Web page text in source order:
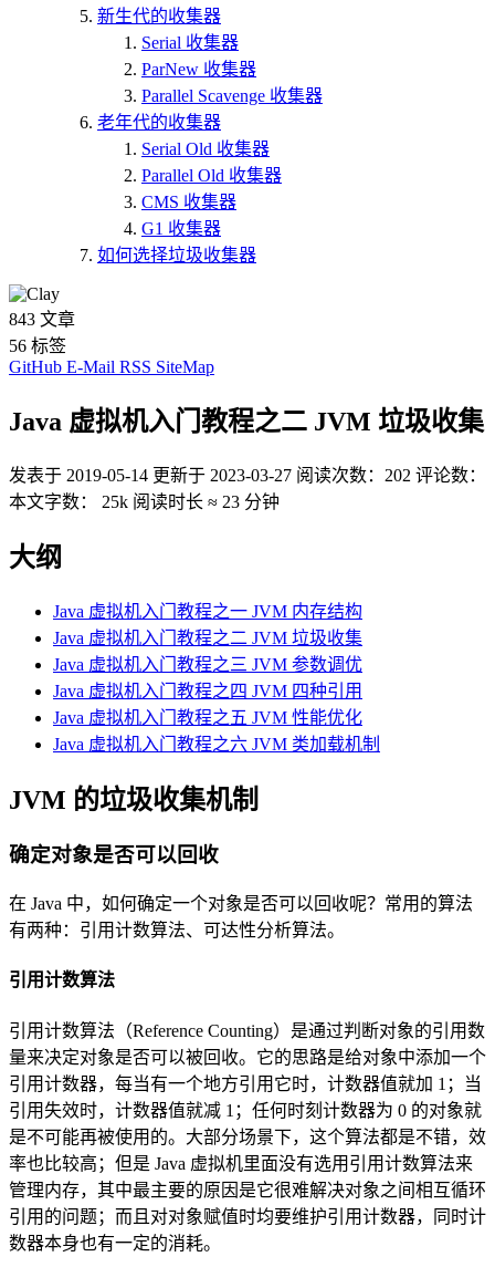
新生代的收集器
Serial 收集器
ParNew 收集器
Parallel Scavenge 收集器
老年代的收集器
Serial Old 收集器
Parallel Old 收集器
CMS 收集器
G1 收集器
如何选择垃圾收集器
843 文章
56 标签
GitHub E-Mail RSS SiteMap
Java 虚拟机入门教程之二 JVM 垃圾收集
发表于 2019-05-14 更新于 2023-03-27 阅读次数： 202 评论数：
本文字数：
25k 阅读时长 ≈ 23 分钟
大纲
Java 虚拟机入门教程之一 JVM 内存结构
Java 虚拟机入门教程之二 JVM 垃圾收集
Java 虚拟机入门教程之三 JVM 参数调优
Java 虚拟机入门教程之四 JVM 四种引用
Java 虚拟机入门教程之五 JVM 性能优化
Java 虚拟机入门教程之六 JVM 类加载机制
JVM 的垃圾收集机制
确定对象是否可以回收
在 Java 中，如何确定一个对象是否可以回收呢？常用的算法
有两种：引用计数算法、可达性分析算法。
引用计数算法
引用计数算法（Reference Counting）是通过判断对象的引用数
量来决定对象是否可以被回收。它的思路是给对象中添加一个
引用计数器，每当有一个地方引用它时，计数器值就加 1；当
引用失效时，计数器值就减 1；任何时刻计数器为 0 的对象就
是不可能再被使用的。大部分场景下，这个算法都是不错，效
率也比较高；但是 Java 虚拟机里面没有选用引用计数算法来
管理内存，其中最主要的原因是它很难解决对象之间相互循环
引用的问题；而且对对象赋值时均要维护引用计数器，同时计
数器本身也有一定的消耗。